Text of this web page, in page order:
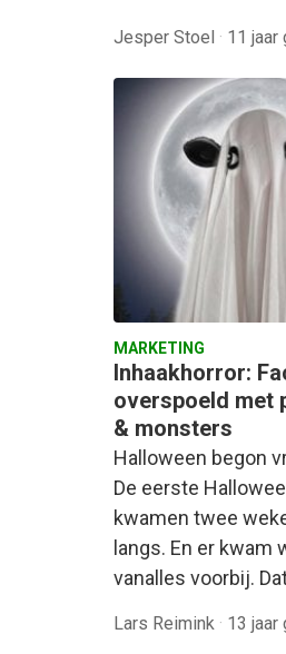
Jesper Stoel · 11 jaar
MARKETING
Inhaakhorror:
overspoeld met
& monsters
Halloween begon
De eerste
kwamen twee
langs. En er kwam
vanalles voorbij.
Lars Reimink · 13 jaar